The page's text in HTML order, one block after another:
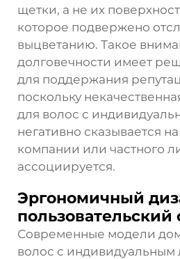
щетки, а не их
которое подвержено
выцветанию. Такое
долговечности имеет
для поддержания
поскольку
для волос с
негативно сказывается
компании или частного
ассоциируется.
Эргономичный
пользовательский
Современные модели
волос с индивидуальным